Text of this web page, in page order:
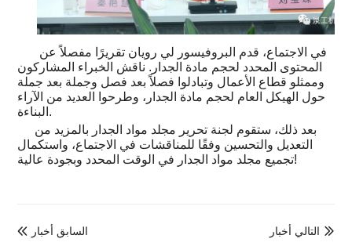
في الاجتماع، قدم البروفيسور لي رويان تقريرًا مفصلاً عن
المحتوى المحدد لحجم مادة الجدار. ناقش الخبراء المشاركون
وممثلو قطاع الأعمال وتبادلوا فصلاً بعد فصل وجملة بعد جملة
حول الهيكل العام لحجم مادة الجدار، وطرحوا العديد من الآراء
البناءة.
بعد ذلك، ستقوم لجنة تحرير مجلد مواد الجدار بالمزيد من
التعديل والتحسين وفقًا للمناقشات في الاجتماع، واستكمال
تجميع مجلد مواد الجدار في الوقت المحدد وبجودة عالية!
 السابق أخبار  التالي أخبار